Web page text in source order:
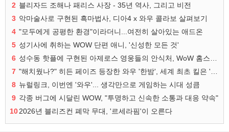
2 블리자드 조해나 패리스 사장 - 35년 역사, 그리고 비전
3 악마술사로 구현된 흑마법사, 디아4 x 와우 콜라보 살펴보기
4 "모두에게 공평한 환경"이라더니...여전히 살아있는 애드온
5 성기사에 취하는 WOW 단편 애니, '신성한 모든 것'
6
7
8 뉴럴링크, 이번엔 '와우'... 생각만으로 게임하는 시대 성큼
9 각종 버그에 시달린 WOW, "투명하고 신속한 소통과 대응 약속"
102026년 블리즈컨 폐막 무대, '르세라핌'이 오른다